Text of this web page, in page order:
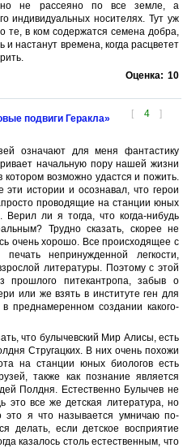
не рассеяно по все земле, а
индивидуальных носителях. Тут уж
те, в ком содержатся семена добра,
настанут времена, когда расцветет
Оценка: 10
[ 4 ]
подвиги Геракла»
означают для меня фантастику
начальную пору нашей жизни
возможно удастся и пожить.
истории и осознавал, что герои
проводящие на станции юных
ли я тогда, что когда-нибудь
Трудно сказать, скорее не
очень хорошо. Все происходящее с
непринужденной легкости,
литературы. Поэтому с этой
прошлого питекантропа, забыв о
или же взять в институте ген для
преднамеренном создании какого-
что булычевский Мир Алисы, есть
Стругацких. В них очень похожи
на станции юных биологов есть
также как познание является
Полдня. Естественно Булычев не
это все же детская литература, но
это я что называется умничаю по-
делать, если детское восприятие
казалось столь естественным, что